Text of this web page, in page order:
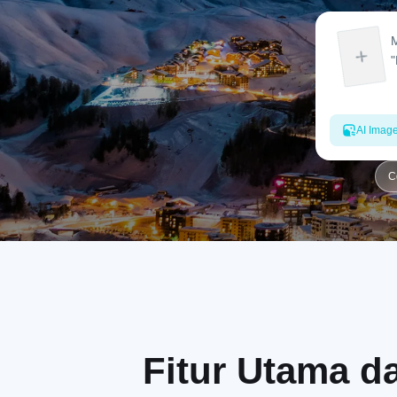
AI Image
Fitur Utama